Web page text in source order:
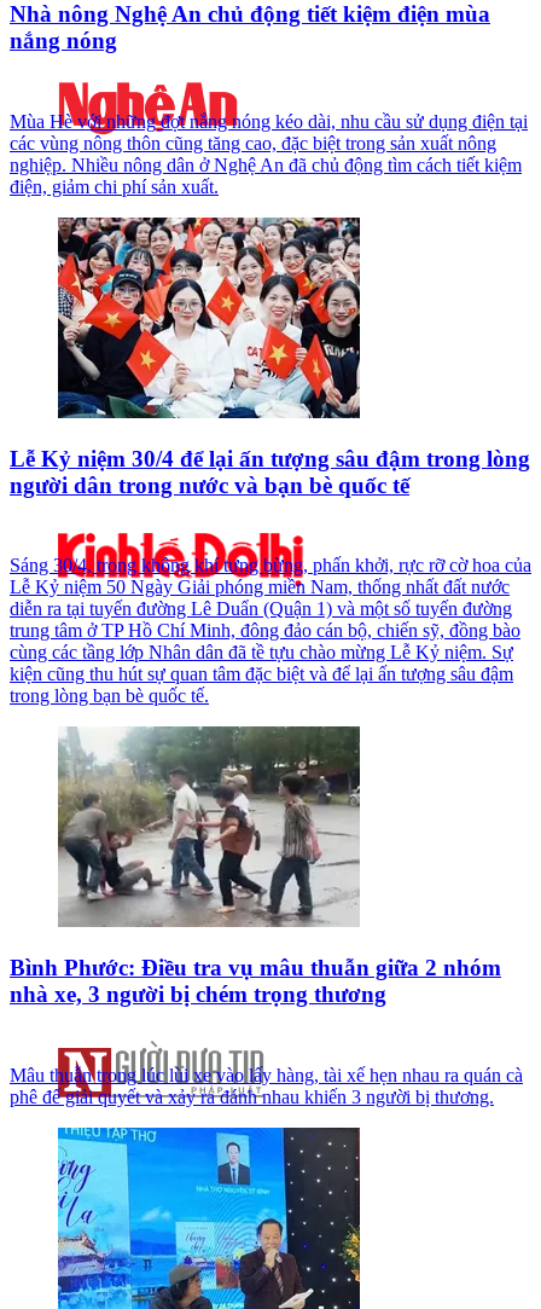
Nhà nông Nghệ An chủ động tiết kiệm điện mùa
nắng nóng
Mùa Hè với những đợt nắng nóng kéo dài, nhu cầu sử dụng điện tại
các vùng nông thôn cũng tăng cao, đặc biệt trong sản xuất nông
nghiệp. Nhiều nông dân ở Nghệ An đã chủ động tìm cách tiết kiệm
điện, giảm chi phí sản xuất.
Lễ Kỷ niệm 30/4 để lại ấn tượng sâu đậm trong lòng
người dân trong nước và bạn bè quốc tế
Sáng 30/4, trong không khí tưng bừng, phấn khởi, rực rỡ cờ hoa của
Lễ Kỷ niệm 50 Ngày Giải phóng miền Nam, thống nhất đất nước
diễn ra tại tuyến đường Lê Duẩn (Quận 1) và một số tuyến đường
trung tâm ở TP Hồ Chí Minh, đông đảo cán bộ, chiến sỹ, đồng bào
cùng các tầng lớp Nhân dân đã tề tựu chào mừng Lễ Kỷ niệm. Sự
kiện cũng thu hút sự quan tâm đặc biệt và để lại ấn tượng sâu đậm
trong lòng bạn bè quốc tế.
Bình Phước: Điều tra vụ mâu thuẫn giữa 2 nhóm
nhà xe, 3 người bị chém trọng thương
Mâu thuẫn trong lúc lùi xe vào lấy hàng, tài xế hẹn nhau ra quán cà
phê để giải quyết và xảy ra đánh nhau khiến 3 người bị thương.